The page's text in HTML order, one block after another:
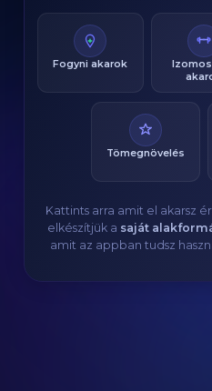
Fogyni akarok
Tömegnövelés
Kattints arra amit el akarsz
elkészítjük a saját
amit az appban tudsz